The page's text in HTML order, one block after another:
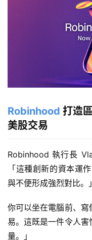
Robinhood 打造
美股交易
Robinhood 執行長
「這種創新的資本運
與不便形成強烈對比。」
你可以坐在電腦前、
易。這既是一件令人
量。」